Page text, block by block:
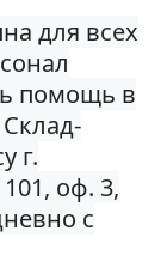
для всех
помощь в
г.
оф. 3,
с